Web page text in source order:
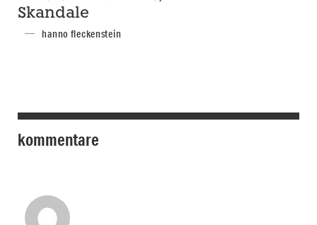
Skandale
hanno fleckenstein
kommentare